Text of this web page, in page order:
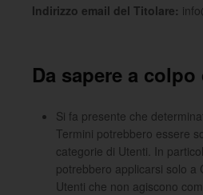
Indirizzo email del Titolare:
Da sapere a colpo
Si fa presente che
Termini potrebbero essere
categorie di Utenti. In
potrebbero applicarsi solo a
Utenti che non agiscono